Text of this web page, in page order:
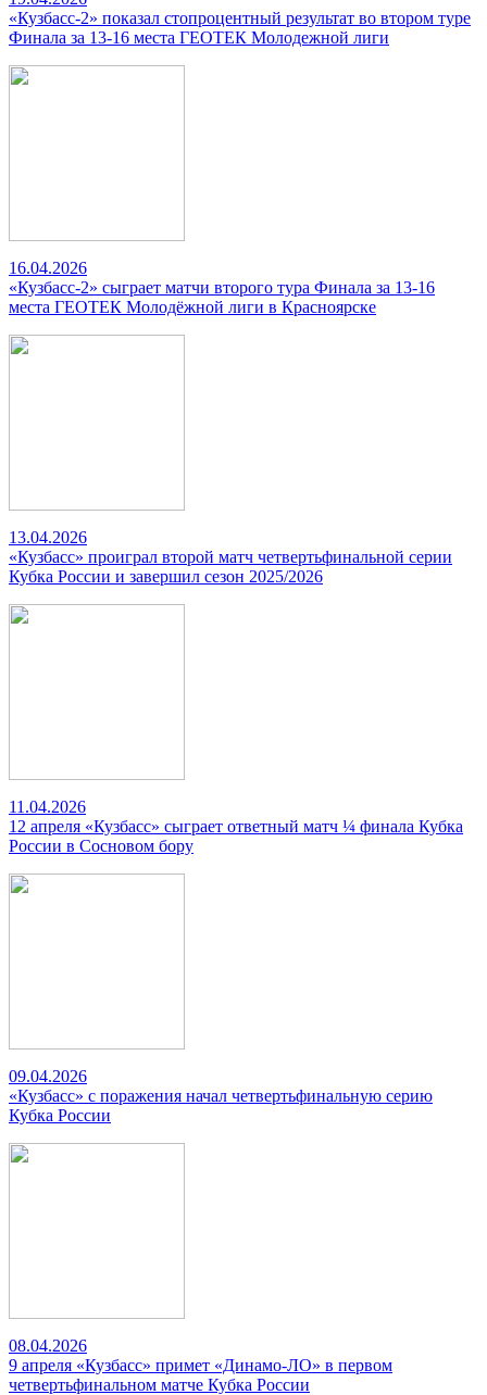
«Кузбасс-2» показал стопроцентный результат во втором туре
Финала за 13-16 места ГЕОТЕК Молодежной лиги
16.04.2026
«Кузбасс-2» сыграет матчи второго тура Финала за 13-16
места ГЕОТЕК Молодёжной лиги в Красноярске
13.04.2026
«Кузбасс» проиграл второй матч четвертьфинальной серии
Кубка России и завершил сезон 2025/2026
11.04.2026
12 апреля «Кузбасс» сыграет ответный матч ¼ финала Кубка
России в Сосновом бору
09.04.2026
«Кузбасс» с поражения начал четвертьфинальную серию
Кубка России
08.04.2026
9 апреля «Кузбасс» примет «Динамо-ЛО» в первом
четвертьфинальном матче Кубка России